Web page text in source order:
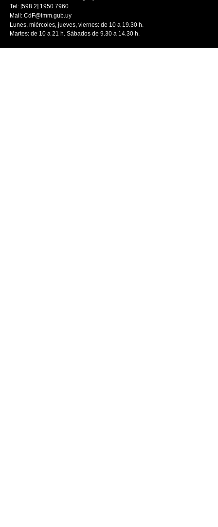
Tel: [598 2] 1950 7960
Mail: CdF@imm.gub.uy
Lunes, miércoles, jueves, viernes: de 10 a 19.30 h.
Martes: de 10 a 21 h. Sábados de 9.30 a 14.30 h.